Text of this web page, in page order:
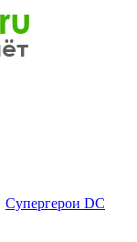
Супергерои DC